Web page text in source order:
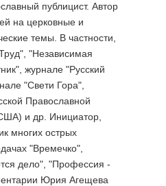
публицист. Автор
на церковные и
темы. В частности,
"Независимая
журнале "Русский
"Свети Гора",
Православной
и др. Инициатор,
многих острых
"Времечко",
дело", "Профессия -
Юрия Агещева